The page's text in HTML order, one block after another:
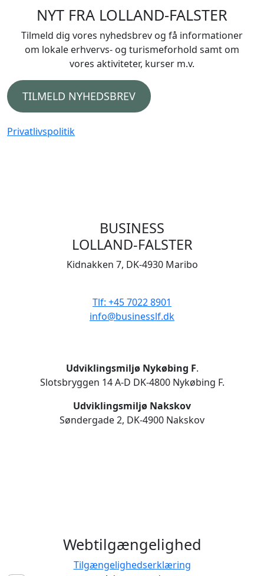
NYT FRA LOLLAND-FALSTER
Tilmeld dig vores nyhedsbrev og få informationer
om lokale erhvervs- og turismeforhold samt om
vores aktiviteter, kurser m.v.
TILMELD NYHEDSBREV
Privatlivspolitik
BUSINESS
LOLLAND-FALSTER
Kidnakken 7, DK-4930 Maribo
Tlf: +45 7022 8901
info@businesslf.dk
Udviklingsmiljø Nykøbing F.
Slotsbryggen 14 A-D DK-4800 Nykøbing F.
Udviklingsmiljø Nakskov
Søndergade 2, DK-4900 Nakskov
Webtilgængelighed
Tilgængelighedserklæring